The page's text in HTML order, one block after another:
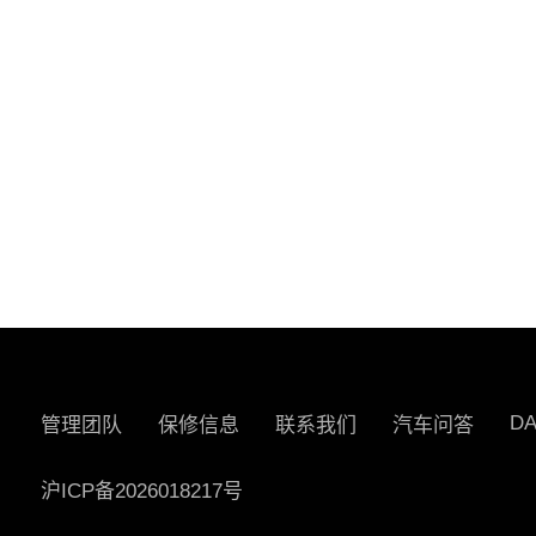
管理团队 保修信息 联系我们 汽车问答
沪ICP备2026018217号